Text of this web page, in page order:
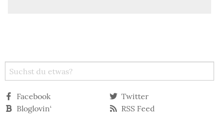
Facebook
Twitter
Bloglovin‘
RSS Feed